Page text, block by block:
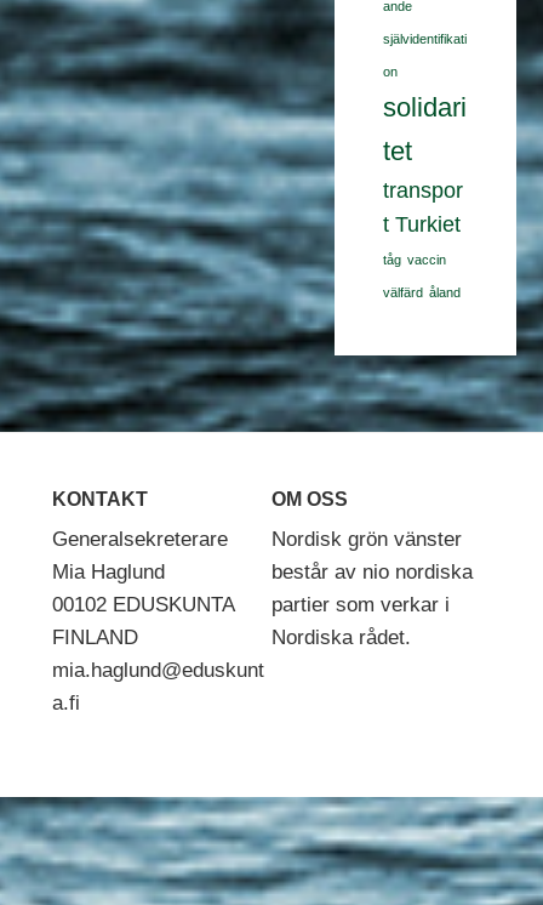
ande
självidentifikati
on
solidari
tet
transpor
t Turkiet
tåg vaccin
välfärd åland
KONTAKT
Generalsekreterare
Mia Haglund
00102 EDUSKUNTA
FINLAND
mia.haglund@eduskunt
a.fi
OM OSS
Nordisk grön vänster
består av nio nordiska
partier som verkar i
Nordiska rådet.